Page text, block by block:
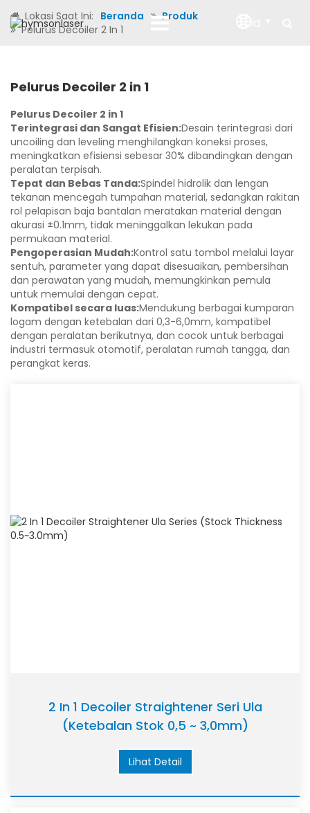
Lokasi Saat Ini: Beranda
Produk
Pelurus Decoiler 2 In 1
Pelurus Decoiler 2 in 1
Pelurus Decoiler 2 in 1
Terintegrasi dan Sangat Efisien:Desain terintegrasi dari
uncoiling dan leveling menghilangkan koneksi proses,
meningkatkan efisiensi sebesar 30% dibandingkan dengan
peralatan terpisah.
Tepat dan Bebas Tanda:Spindel hidrolik dan lengan
tekanan mencegah tumpahan material, sedangkan rakitan
rol pelapisan baja bantalan meratakan material dengan
akurasi ±0.1mm, tidak meninggalkan lekukan pada
permukaan material.
Pengoperasian Mudah:Kontrol satu tombol melalui layar
sentuh, parameter yang dapat disesuaikan, pembersihan
dan perawatan yang mudah, memungkinkan pemula
untuk memulai dengan cepat.
Kompatibel secara luas:Mendukung berbagai kumparan
logam dengan ketebalan dari 0,3-6,0mm, kompatibel
dengan peralatan berikutnya, dan cocok untuk berbagai
industri termasuk otomotif, peralatan rumah tangga, dan
perangkat keras.
2 In 1 Decoiler Straightener Seri Ula
(Ketebalan Stok 0,5 ~ 3,0mm)
Lihat Detail